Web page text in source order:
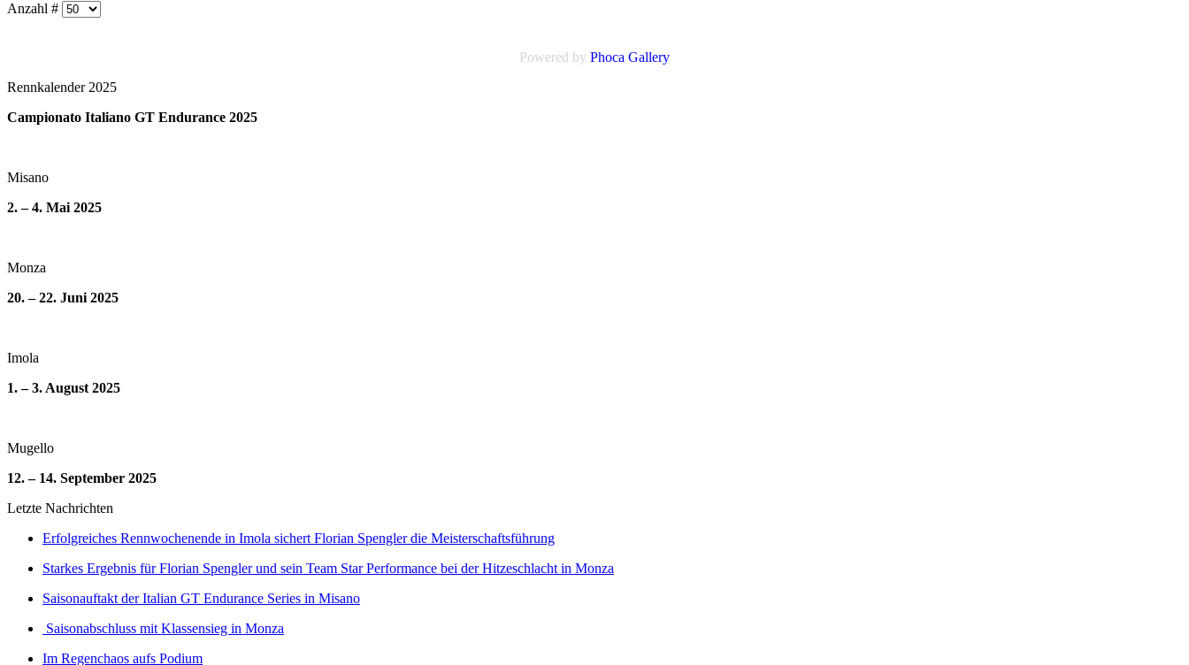
Anzahl #
Powered by Phoca Gallery
Rennkalender 2025
Campionato Italiano GT Endurance 2025
Misano
2. – 4. Mai 2025
Monza
20. – 22. Juni 2025
Imola
1. – 3. August 2025
Mugello
12. – 14. September 2025
Letzte Nachrichten
Erfolgreiches Rennwochenende in Imola sichert Florian Spengler die Meisterschaftsführung
Starkes Ergebnis für Florian Spengler und sein Team Star Performance bei der Hitzeschlacht in Monza
Saisonauftakt der Italian GT Endurance Series in Misano
Saisonabschluss mit Klassensieg in Monza
Im Regenchaos aufs Podium